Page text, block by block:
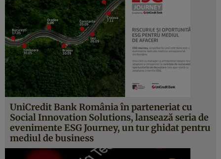
UniCredit Bank România în parteneriat cu
Social Innovation Solutions, lansează seria de
evenimente ESG Journey, un tur ghidat pentru
mediul de business